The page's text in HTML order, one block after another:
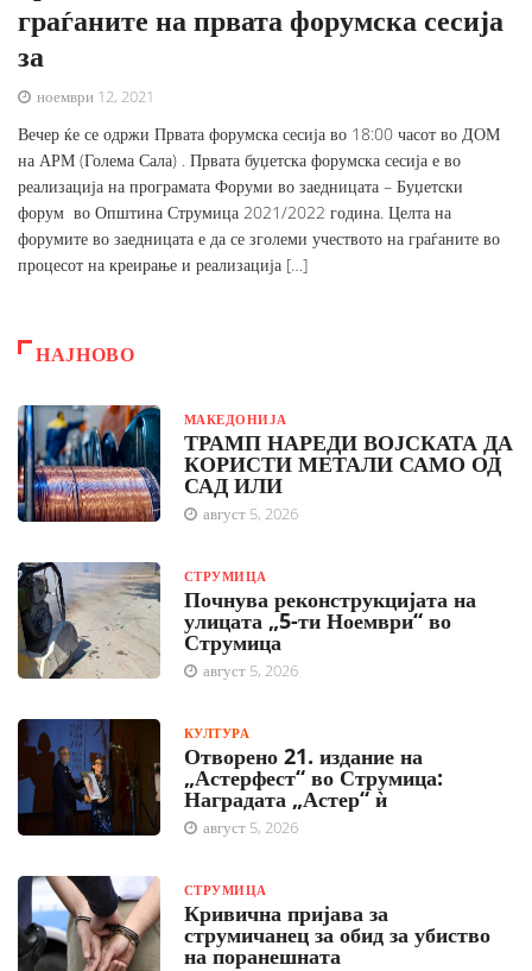
граѓаните на првата форумска сесија
за
ноември 12, 2021
Вечер ќе се одржи Првата форумска сесија во 18:00 часот во ДОМ
на АРМ (Голема Сала) . Првата буџетска форумска сесија е во
реализација на програмата Форуми во заедницата – Буџетски
форум во Општина Струмица 2021/2022 година. Целта на
форумите во заедницата е да се зголеми учеството на граѓаните во
процесот на креирање и реализација […]
НАЈНОВО
МАКЕДОНИЈА
ТРАМП НАРЕДИ ВОЈСКАТА ДА
КОРИСТИ МЕТАЛИ САМО ОД
САД ИЛИ
август 5, 2026
СТРУМИЦА
Почнува реконструкцијата на
улицата „5-ти Ноември“ во
Струмица
август 5, 2026
КУЛТУРА
Отворено 21. издание на
„Астерфест“ во Струмица:
Наградата „Астер“ ѝ
август 5, 2026
СТРУМИЦА
Кривична пријава за
струмичанец за обид за убиство
на поранешната